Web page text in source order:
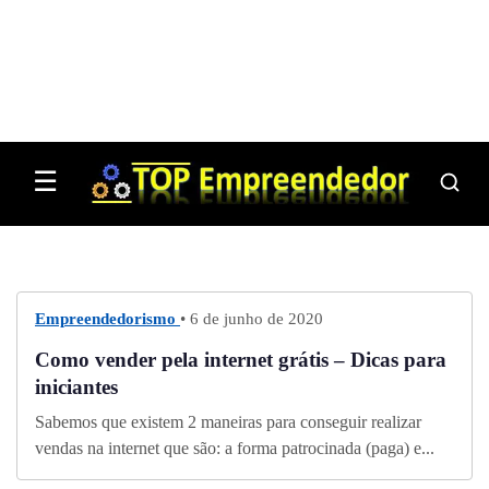
☰
Empreendedorismo • 6 de junho de 2020
Como vender pela internet grátis – Dicas para
iniciantes
Sabemos que existem 2 maneiras para conseguir realizar
vendas na internet que são: a forma patrocinada (paga) e...